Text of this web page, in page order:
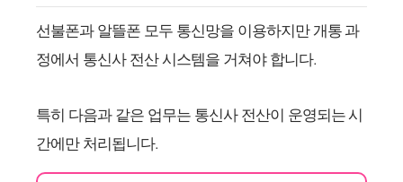
선불폰과 알뜰폰 모두 통신망을 이용하지만 개통 과
정에서 통신사 전산 시스템을 거쳐야 합니다.
특히 다음과 같은 업무는 통신사 전산이 운영되는 시
간에만 처리됩니다.